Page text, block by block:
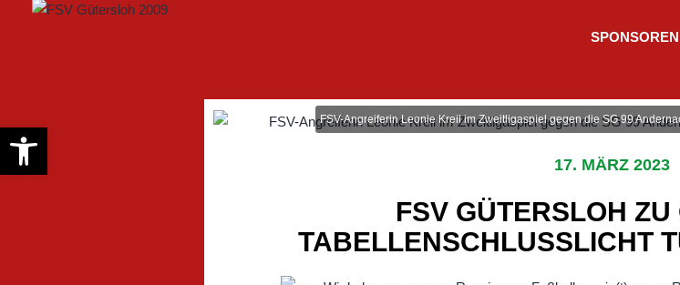
SPONSOREN
FSV-Angreiferin Leonie Kreil im Zweitligaspiel gegen die SG 99
17. MÄRZ 2023
FSV GÜTERSLOH
TABELLENSCHLUSSLICHT
Werkzeugleiste öffnen